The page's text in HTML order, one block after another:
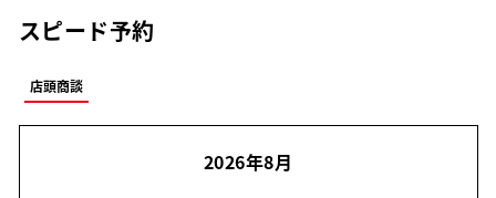
スピード予約
店頭商談
2026年8月